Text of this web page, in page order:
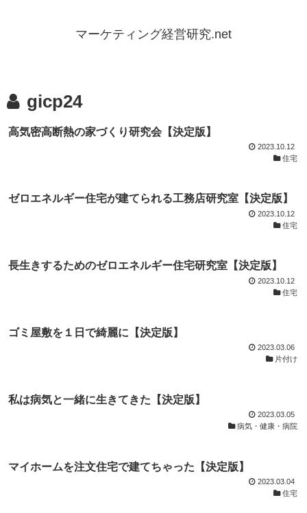
マーケティング経営研究.net
gicp24
高気密高断熱の家づくり研究会【決定版】
2023.10.12
住宅
ゼロエネルギー住宅が建てられる工務店研究室【決定版】
2023.10.12
住宅
長生きするためのゼロエネルギー住宅研究室【決定版】
2023.10.12
住宅
ゴミ屋敷を１日で綺麗に【決定版】
2023.03.06
片付け
私は病気と一緒に生きてきた【決定版】
2023.03.05
病気・健康・病院
マイホームを注文住宅で建てちゃった【決定版】
2023.03.04
住宅